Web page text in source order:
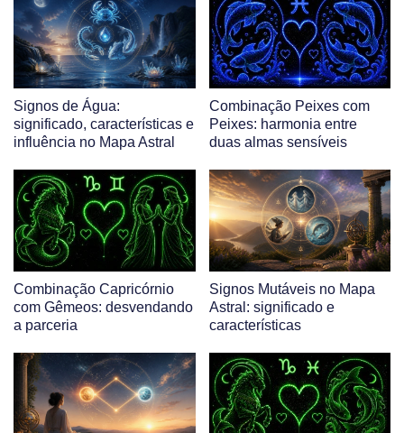
Signos de Água:
significado, características e
influência no Mapa Astral
Combinação Peixes com
Peixes: harmonia entre
duas almas sensíveis
Combinação Capricórnio
com Gêmeos: desvendando
a parceria
Signos Mutáveis no Mapa
Astral: significado e
características